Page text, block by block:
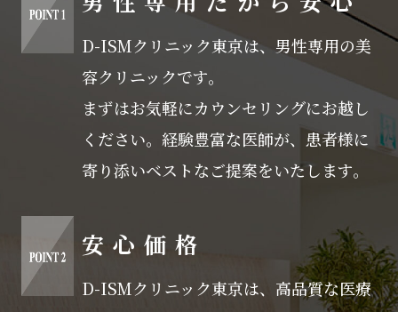
D-ISMクリニック東京は、男性専用の美
容クリニックです。
まずはお気軽にカウンセリングにお越し
ください。経験豊富な医師が、患者様に
寄り添いベストなご提案をいたします。
安心価格
D-ISMクリニック東京は、高品質な医療